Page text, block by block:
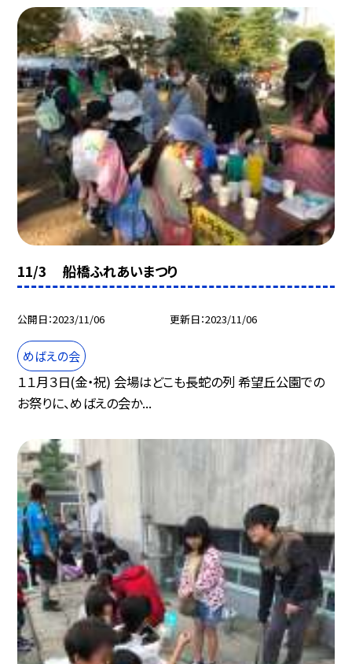
11/3 船橋ふれあいまつり
公開日 2023/11/06 更新日 2023/11/06
めばえの会
１１月３日(金・祝) 会場はどこも長蛇の列 希望丘公園での
お祭りに、めばえの会か...